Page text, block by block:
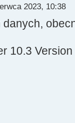
2023, 10:38
danych,
10.3